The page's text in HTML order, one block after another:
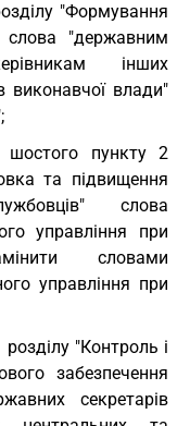
"Формування
слова "державним
інших
виконавчої влади"
шостого пункту 2
та підвищення
слова
управління при
словами
управління при
"Контроль і
забезпечення
секретарів